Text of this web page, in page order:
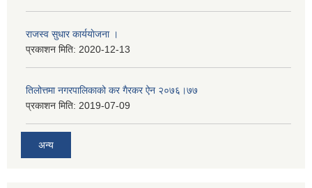
राजस्व सुधार कार्ययाेजना ।
प्रकाशन मिति: 2020-12-13
तिलोत्तमा नगरपालिकाको कर गैरकर ऐन २०७६।७७
प्रकाशन मिति: 2019-07-09
अन्य